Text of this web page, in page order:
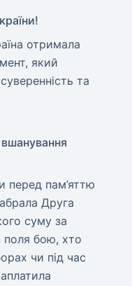
отримала
який
та
перед пам’яттю
Друга
суму за
поля бою, хто
чи під час